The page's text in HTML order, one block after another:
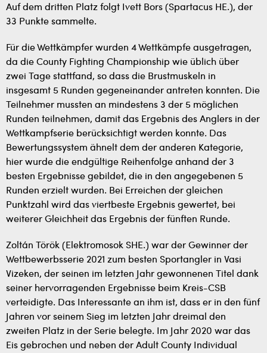
Auf dem dritten Platz folgt Ivett Bors (Spartacus HE.), der
33 Punkte sammelte.
Für die Wettkämpfer wurden 4 Wettkämpfe ausgetragen,
da die County Fighting Championship wie üblich über
zwei Tage stattfand, so dass die Brustmuskeln in
insgesamt 5 Runden gegeneinander antreten konnten. Die
Teilnehmer mussten an mindestens 3 der 5 möglichen
Runden teilnehmen, damit das Ergebnis des Anglers in der
Wettkampfserie berücksichtigt werden konnte. Das
Bewertungssystem ähnelt dem der anderen Kategorie,
hier wurde die endgültige Reihenfolge anhand der 3
besten Ergebnisse gebildet, die in den angegebenen 5
Runden erzielt wurden. Bei Erreichen der gleichen
Punktzahl wird das viertbeste Ergebnis gewertet, bei
weiterer Gleichheit das Ergebnis der fünften Runde.
Zoltán Török (Elektromosok SHE.) war der Gewinner der
Wettbewerbsserie 2021 zum besten Sportangler in Vasi
Vizeken, der seinen im letzten Jahr gewonnenen Titel dank
seiner hervorragenden Ergebnisse beim Kreis-CSB
verteidigte. Das Interessante an ihm ist, dass er in den fünf
Jahren vor seinem Sieg im letzten Jahr dreimal den
zweiten Platz in der Serie belegte. Im Jahr 2020 war das
Eis gebrochen und neben der Adult County Individual